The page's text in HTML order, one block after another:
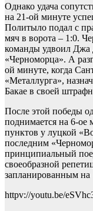
Однако удача
на 21-ой минуте
Политыло подал с
мяч в ворота – 1:0.
команды удвоил Джа
«Черноморца». А
ой минуте, когда
«Металлурга»,
Бакае в своей
После этой победы
поднимается на 6-ое
пунктов у луцкой
последним
принципиальный
своеобразной
запланированным на
httpv://youtu.be/